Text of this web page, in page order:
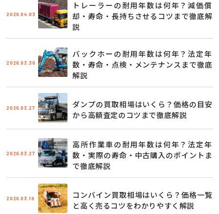
2026.04.03
トレーラーの耐用年数は何年？減価償
却・寿命・長持ちさせるコツまで徹底解
説
2026.03.30
バックホーの耐用年数は何年？法定年
数・寿命・点検・メンテナンスまで徹底
解説
2026.03.27
ダンプの買取相場はいくら？価格の目安
から高額査定のコツまで徹底解説
2026.03.27
高所作業車の耐用年数は何年？法定年
数・実際の寿命・中古購入のポイントま
で徹底解説
2026.03.19
コンバイン買取相場はいくら？価格一覧
と高く売るコツをわかりやすく解説